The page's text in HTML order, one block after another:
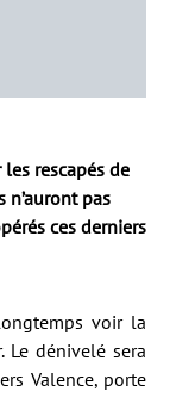
rescapés de
n’auront pas
ces derniers
voir la
Le dénivelé sera
Valence, porte